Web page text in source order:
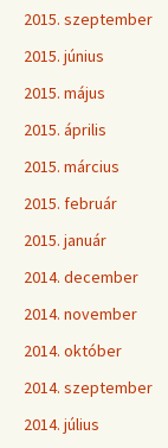
2015. szeptember
2015. június
2015. május
2015. április
2015. március
2015. február
2015. január
2014. december
2014. november
2014. október
2014. szeptember
2014. július